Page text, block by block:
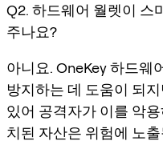
Q2. 하드웨어 월렛이 스
주나요?
아니요. OneKey 하드웨
방지하는 데 도움이 되
있어 공격자가 이를 악
치된 자산은 위험에 노